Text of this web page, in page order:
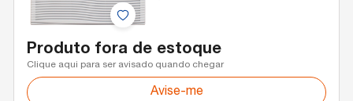
Produto fora de estoque
Clique aqui para ser avisado quando chegar
Avise-me